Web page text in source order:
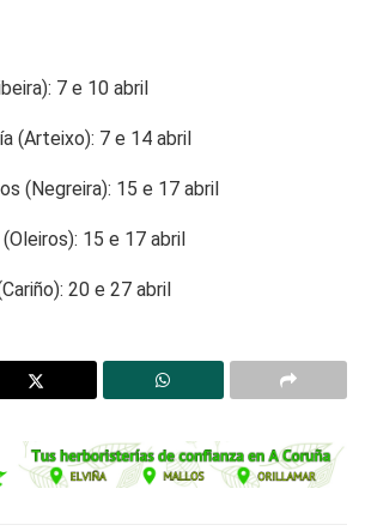
7 e 10 abril
(Arteixo): 7 e 14 abril
(Negreira): 15 e 17 abril
15 e 17 abril
20 e 27 abril